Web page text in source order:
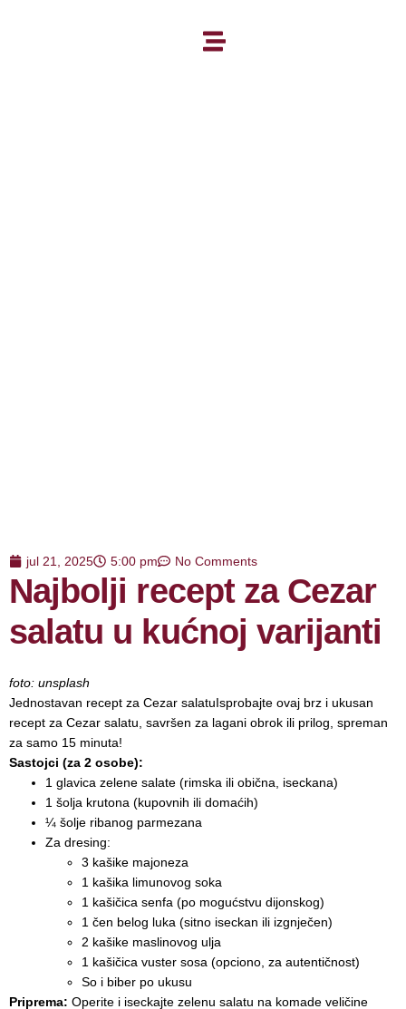
jul 21, 2025 5:00 pm No Comments
Najbolji recept za Cezar
salatu u kućnoj varijanti
foto: unsplash
Jednostavan recept za Cezar salatuIsprobajte ovaj brz i ukusan
recept za Cezar salatu, savršen za lagani obrok ili prilog, spreman
za samo 15 minuta!
Sastojci (za 2 osobe):
1 glavica zelene salate (rimska ili obična, iseckana)
1 šolja krutona (kupovnih ili domaćih)
¼ šolje ribanog parmezana
Za dresing:
3 kašike majoneza
1 kašika limunovog soka
1 kašičica senfa (po mogućstvu dijonskog)
1 čen belog luka (sitno iseckan ili izgnječen)
2 kašike maslinovog ulja
1 kašičica vuster sosa (opciono, za autentičnost)
So i biber po ukusu
Priprema: Operite i iseckajte zelenu salatu na komade veličine